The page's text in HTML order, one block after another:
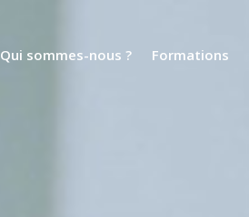
Qui sommes-nous ? Formations